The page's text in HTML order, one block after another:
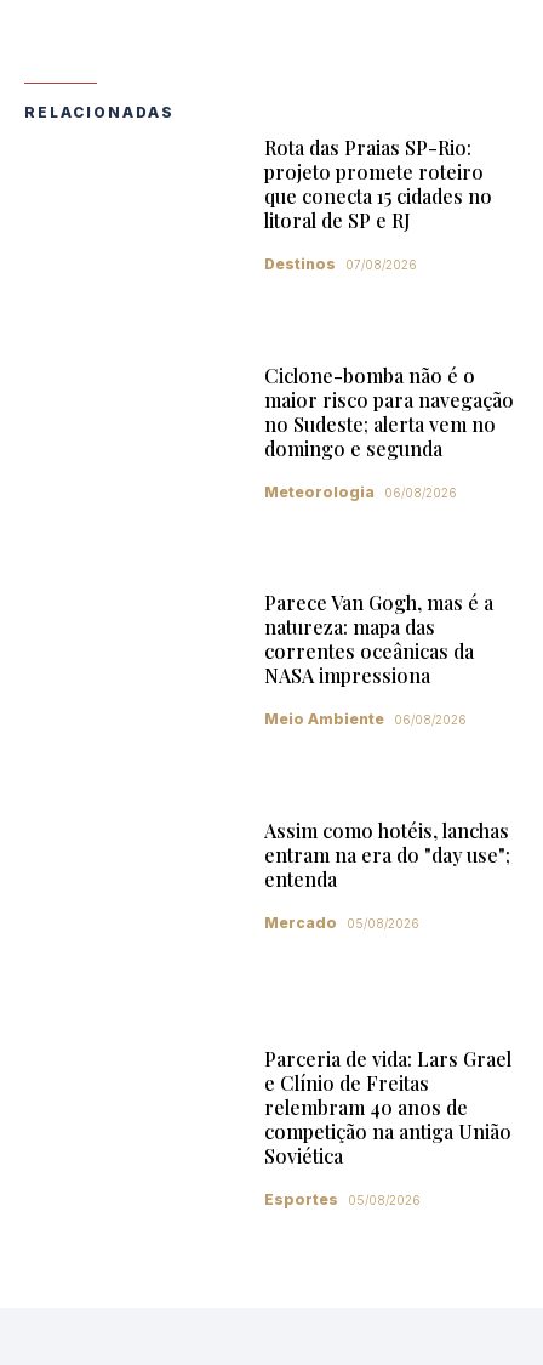
RELACIONADAS
Rota das Praias SP-Rio:
projeto promete roteiro
que conecta 15 cidades no
litoral de SP e RJ
Destinos 07/08/2026
Ciclone-bomba não é o
maior risco para navegação
no Sudeste; alerta vem no
domingo e segunda
Meteorologia 06/08/2026
Parece Van Gogh, mas é a
natureza: mapa das
correntes oceânicas da
NASA impressiona
Meio Ambiente 06/08/2026
Assim como hotéis, lanchas
entram na era do "day use";
entenda
Mercado 05/08/2026
Parceria de vida: Lars Grael
e Clínio de Freitas
relembram 40 anos de
competição na antiga União
Soviética
Esportes 05/08/2026